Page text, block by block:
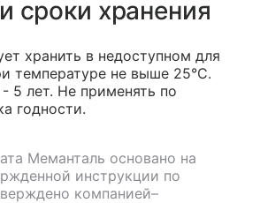
сроки хранения
хранить в недоступном для
температуре не выше 25°C.
5 лет. Не применять по
годности.
Меманталь основано на
инструкции по
компанией–